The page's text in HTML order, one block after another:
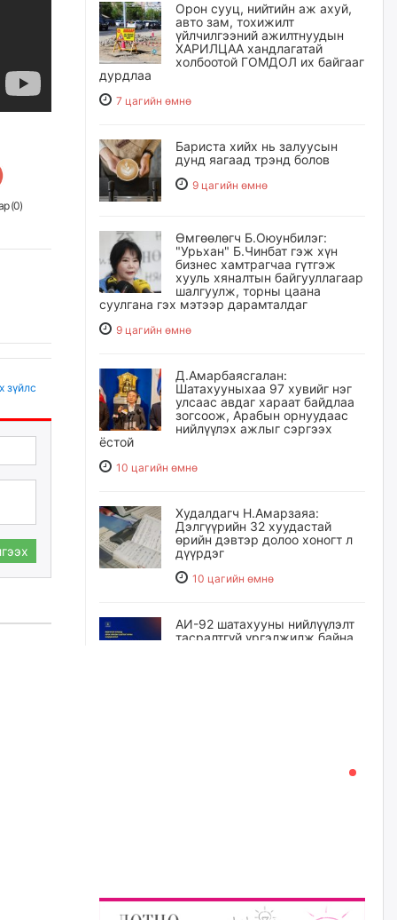
(0)
зүйлс
Орон сууц, нийтийн аж ахуй,
авто зам, тохижилт
үйлчилгээний ажилтнуудын
ХАРИЛЦАА хандлагатай
холбоотой ГОМДОЛ их байгааг
дурдлаа
7 цагийн өмнө
Бариста хийх нь залуусын
дунд яагаад трэнд болов
9 цагийн өмнө
Өмгөөлөгч Б.Оюунбилэг:
"Урьхан" Б.Чинбат гэж хүн
бизнес хамтрагчаа гүтгэж
хууль хяналтын байгууллагаар
шалгуулж, торны цаана
суулгана гэх мэтээр дарамталдаг
9 цагийн өмнө
Д.Амарбаясгалан:
Шатахууныхаа 97 хувийг нэг
улсаас авдаг хараат байдлаа
зогсоож, Арабын орнуудаас
нийлүүлэх ажлыг сэргээх
ёстой
10 цагийн өмнө
Худалдагч Н.Амарзаяа:
Дэлгүүрийн 32 хуудастай
өрийн дэвтэр долоо хоногт л
дүүрдэг
10 цагийн өмнө
АИ-92 шатахууны нийлүүлэлт
тасралтгүй үргэлжилж байна